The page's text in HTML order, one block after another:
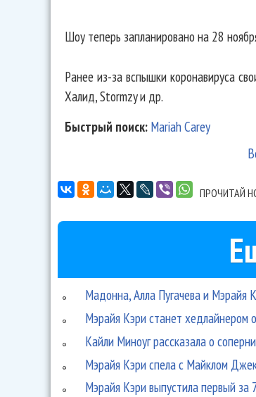
Шоу теперь запланировано на 28
Ранее из-за вспышки коронавируса
Халид, Stormzy и др.
Быстрый поиск: Mariah Carey
ПРОЧИТАЙ
Мадонна, Алла Пугачева и
Мэрайя Кэри станет
Кайли Миноуг рассказала о
Мэрайя Кэри спела с Майклом
Мэрайя Кэри выпустила первый